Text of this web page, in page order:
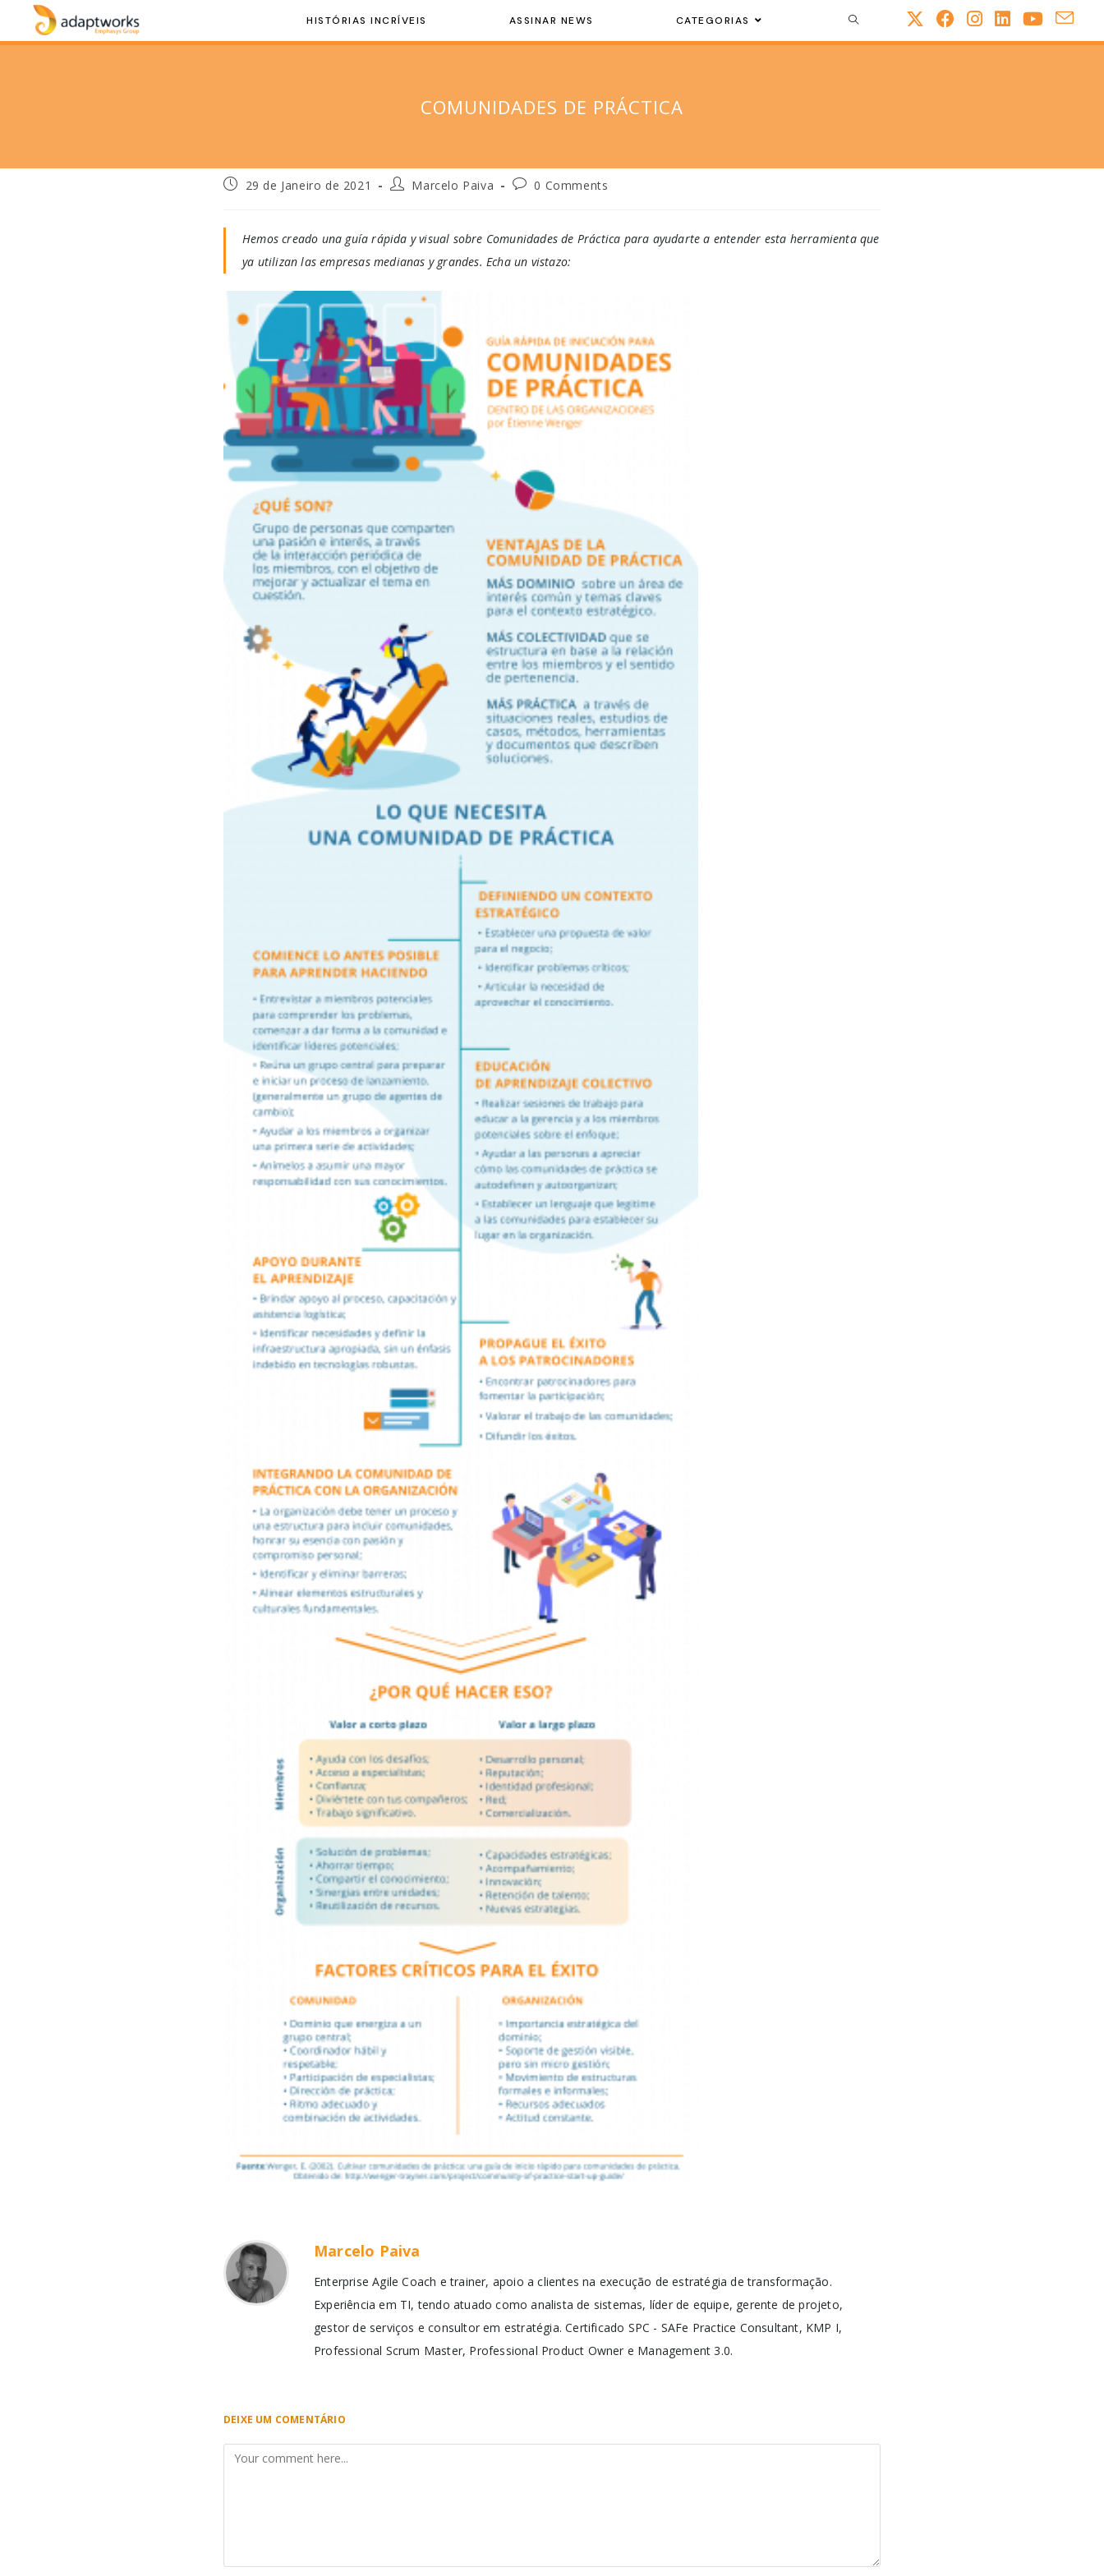
HISTÓRIAS INCRÍVEIS ASSINAR NEWS CATEGORIAS
COMUNIDADES DE PRÁCTICA
29 de Janeiro de 2021 Marcelo Paiva 0 Comments
Hemos creado una guía rápida y visual sobre Comunidades de Práctica para ayudarte a entender esta herramienta que
ya utilizan las empresas medianas y grandes. Echa un vistazo:
Marcelo Paiva
Enterprise Agile Coach e trainer, apoio a clientes na execução de estratégia de transformação.
Experiência em TI, tendo atuado como analista de sistemas, líder de equipe, gerente de projeto,
gestor de serviços e consultor em estratégia. Certificado SPC - SAFe Practice Consultant, KMP I,
Professional Scrum Master, Professional Product Owner e Management 3.0.
DEIXE UM COMENTÁRIO